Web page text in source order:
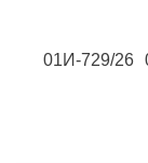
01И-729/26